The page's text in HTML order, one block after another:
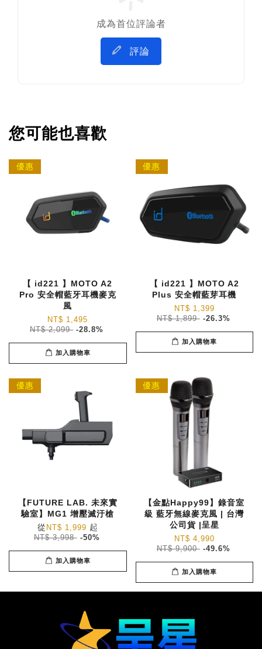
成為首位評論者
評論
您可能也喜歡
優惠
【 id221 】MOTO A2
Pro 安全帽藍牙耳機麥克
風
NT$ 1,495
NT$ 2,099 -28.8%
加入購物車
優惠
【 id221 】MOTO A2
Plus 安全帽藍芽耳機
NT$ 1,399
NT$ 1,899 -26.3%
加入購物車
優惠
【FUTURE LAB. 未來實
驗室】MG1 增壓滅汙槍
從 NT$ 1,999 起
NT$ 3,998 -50%
加入購物車
優惠
【金點Happy99】錄音室
級 藍牙無線麥克風 | 台灣
公司貨 |呈星
NT$ 4,990
NT$ 9,900 -49.6%
加入購物車